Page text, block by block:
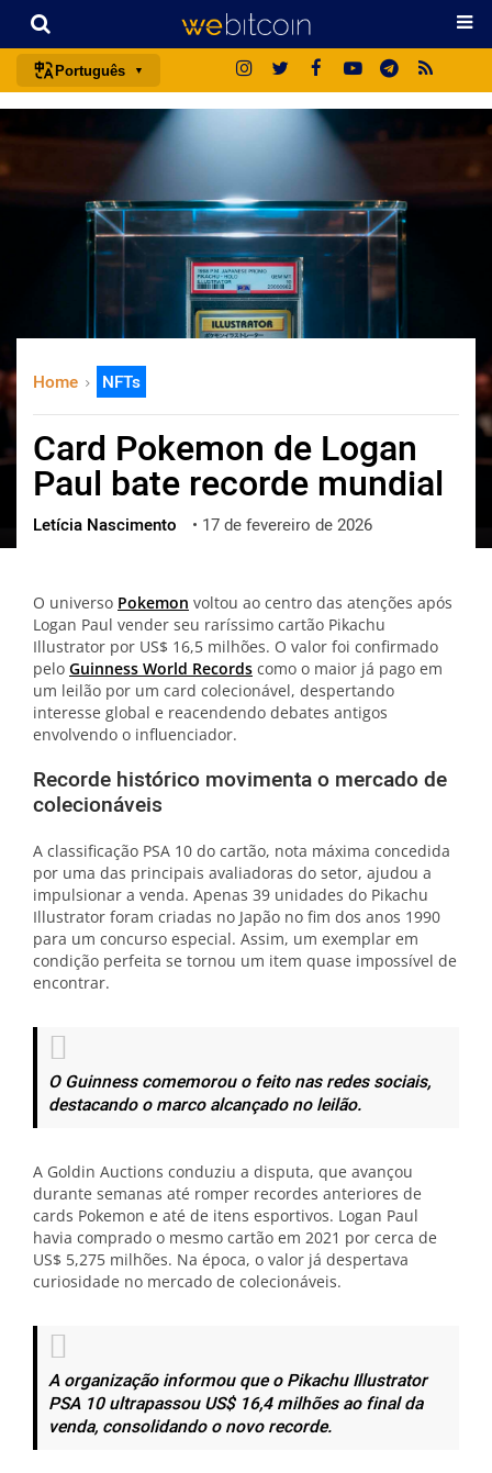
Português
português (BR)
español
français
italiano
日本語
русский
العربية
ไทย
ქართული
Home NFTs
Card Pokemon de Logan
Paul bate recorde mundial
Letícia Nascimento • 17 de fevereiro de 2026
O universo Pokemon voltou ao centro das atenções após
Logan Paul vender seu raríssimo cartão Pikachu
Illustrator por US$ 16,5 milhões. O valor foi confirmado
pelo Guinness World Records como o maior já pago em
um leilão por um card colecionável, despertando
interesse global e reacendendo debates antigos
envolvendo o influenciador.
Recorde histórico movimenta o mercado de
colecionáveis
A classificação PSA 10 do cartão, nota máxima concedida
por uma das principais avaliadoras do setor, ajudou a
impulsionar a venda. Apenas 39 unidades do Pikachu
Illustrator foram criadas no Japão no fim dos anos 1990
para um concurso especial. Assim, um exemplar em
condição perfeita se tornou um item quase impossível de
encontrar.
O Guinness comemorou o feito nas redes sociais,
destacando o marco alcançado no leilão.
A Goldin Auctions conduziu a disputa, que avançou
durante semanas até romper recordes anteriores de
cards Pokemon e até de itens esportivos. Logan Paul
havia comprado o mesmo cartão em 2021 por cerca de
US$ 5,275 milhões. Na época, o valor já despertava
curiosidade no mercado de colecionáveis.
A organização informou que o Pikachu Illustrator
PSA 10 ultrapassou US$ 16,4 milhões ao final da
venda, consolidando o novo recorde.